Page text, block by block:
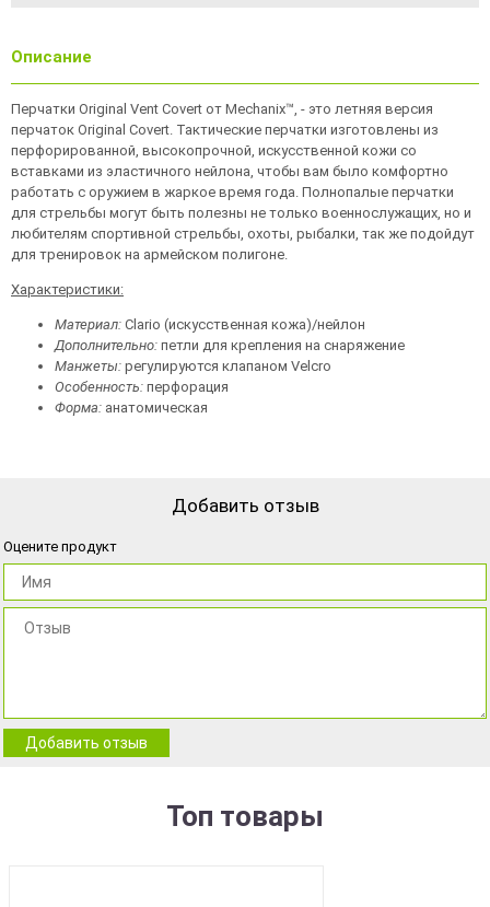
Описание
Перчатки Original Vent Covert от Mechanix™, - это летняя версия
перчаток Original Covert. Тактические перчатки изготовлены из
перфорированной, высокопрочной, искусственной кожи со
вставками из эластичного нейлона, чтобы вам было комфортно
работать с оружием в жаркое время года. Полнопалые перчатки
для стрельбы могут быть полезны не только военнослужащих, но и
любителям спортивной стрельбы, охоты, рыбалки, так же подойдут
для тренировок на армейском полигоне.
Характеристики:
Материал: Clario (искусственная кожа)/нейлон
Дополнительно: петли для крепления на снаряжение
Манжеты: регулируются клапаном Velcro
Особенность: перфорация
Форма: анатомическая
Добавить отзыв
Оцените продукт
Добавить отзыв
Топ товары